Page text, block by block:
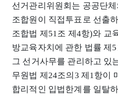
선거관리위원회는 공공단
조합원이 직접투표로 선출
조합법 제51조 제4항)와 교
방교육자치에 관한 법률 제
그 선거사무를 관리하고 있
무원법 제24조의3 제1항이
합리적인 입법한계를 일탈